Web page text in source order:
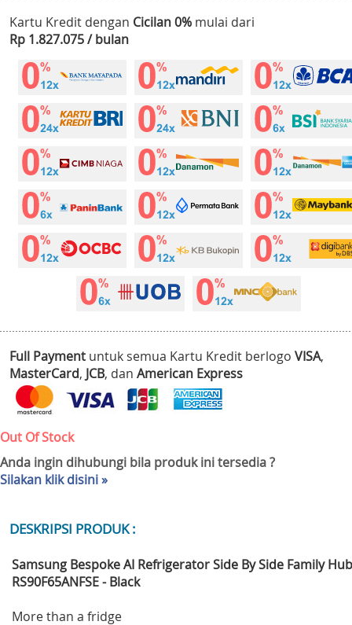
Kartu Kredit dengan Cicilan 0% mulai dari
Rp 1.827.075 / bulan
Full Payment untuk semua Kartu Kredit berlogo VISA,
MasterCard, JCB, dan American Express
Out Of Stock
Anda ingin dihubungi bila produk ini tersedia ?
Silakan klik disini »
DESKRIPSI PRODUK :
Samsung Bespoke AI Refrigerator Side By Side Family Hub
RS90F65ANFSE - Black
More than a fridge